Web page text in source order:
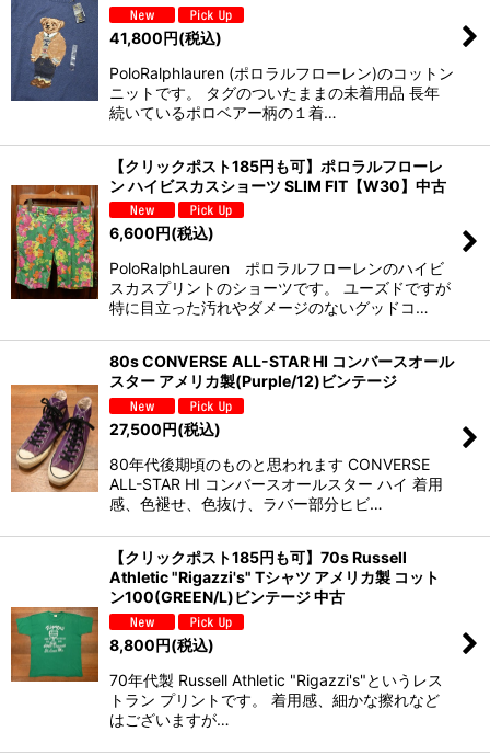
41,800円(税込)
PoloRalphlauren (ポロラルフローレン)のコットン
ニットです。 タグのついたままの未着用品 長年
続いているポロベアー柄の１着…
【クリックポスト185円も可】ポロラルフローレ
ン ハイビスカスショーツ SLIM FIT【W30】中古
6,600円(税込)
PoloRalphLauren ポロラルフローレンのハイビ
スカスプリントのショーツです。 ユーズドですが
特に目立った汚れやダメージのないグッドコ…
80s CONVERSE ALL-STAR HI コンバースオール
スター アメリカ製(Purple/12)ビンテージ
27,500円(税込)
80年代後期頃のものと思われます CONVERSE
ALL-STAR HI コンバースオールスター ハイ 着用
感、色褪せ、色抜け、ラバー部分ヒビ…
【クリックポスト185円も可】70s Russell
Athletic "Rigazzi's" Tシャツ アメリカ製 コット
ン100(GREEN/L)ビンテージ 中古
8,800円(税込)
70年代製 Russell Athletic "Rigazzi's"というレス
トラン プリントです。 着用感、細かな擦れなど
はございますが…